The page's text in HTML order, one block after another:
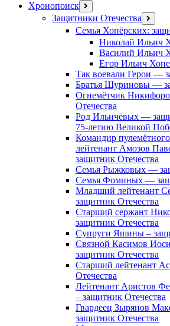
Хронопоиск открыть
меню
Защитники Отечества открыть
меню
Семья Хопёрских:
Николай Ильич
Василий Ильич
Егор Ильич
Так воевали Герои —
Братья Шуриновы —
Огнемётчик
Отечества
Род Ильичёвых —
75-летию Великой
Командир
лейтенант Амозов
защитник Отечества
Семья Рыжковых —
Семья Фоминых —
Младший лейтенант
защитник Отечества
Старший сержант
защитник Отечества
Супруги Яшины –
Связной Касимов
защитник Отечества
Старший лейтенант
Отечества
Лейтенант Аристов
– защитник Отечества
Гвардеец Зырянов
защитник Отечества